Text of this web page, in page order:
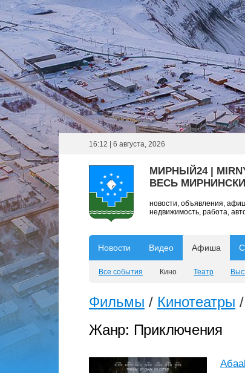
16:12 | 6 августа, 2026
МИРНЫЙ24 |
ВЕСЬ
новости, объявления,
недвижимость, работа,
Новости Видео Афиша
Все события Кино Театр
Фильмы / Кинотеатры /
Жанр: Приключения